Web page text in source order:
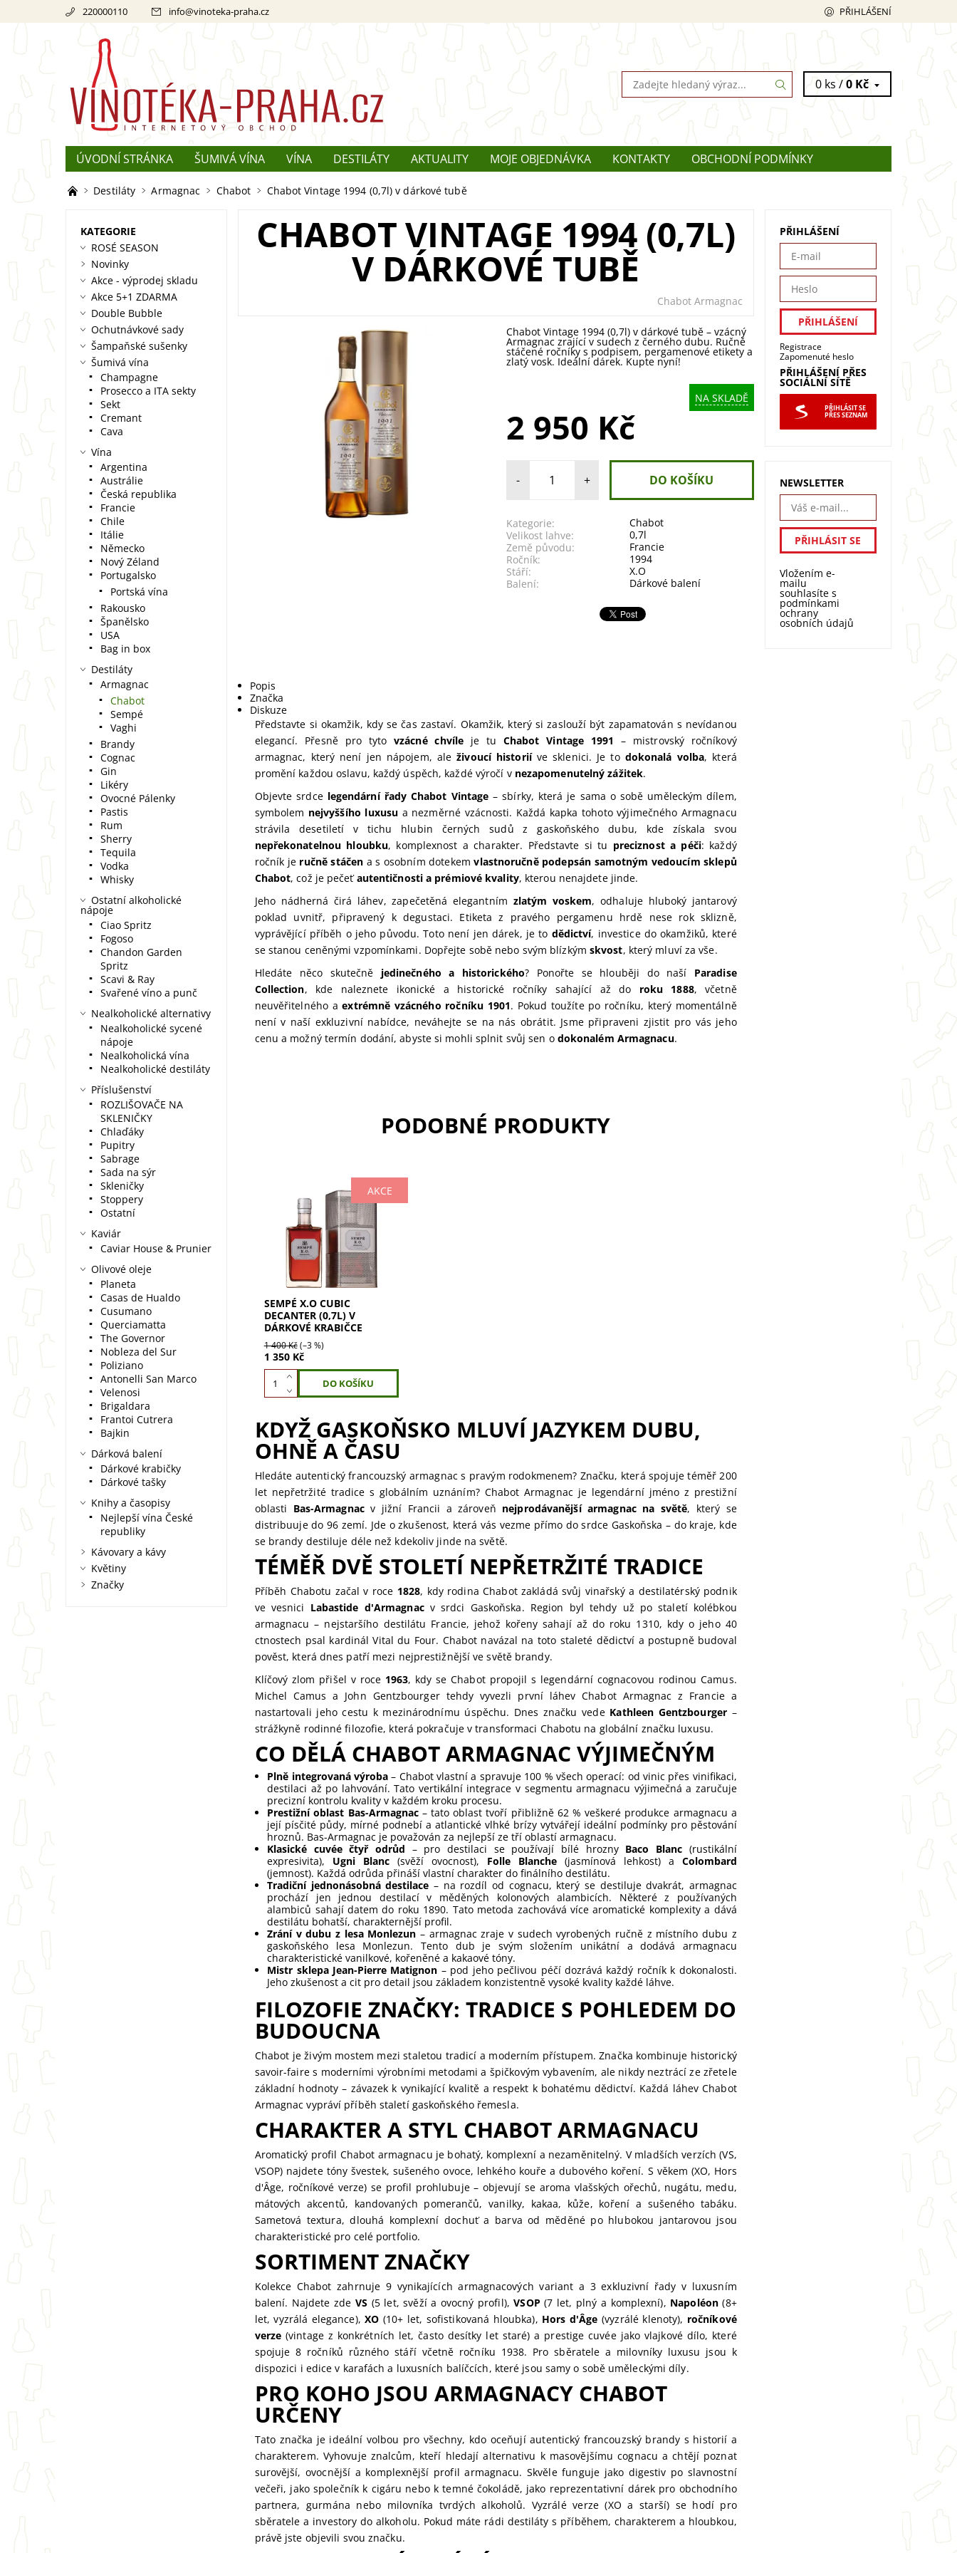
220000110 info@vinoteka-praha.cz PŘIHLÁŠENÍ
0 ks /0 Kč
ÚVODNÍ STRÁNKA ŠUMIVÁ VÍNA VÍNA DESTILÁTY AKTUALITY MOJE OBJEDNÁVKA KONTAKTY
OBCHODNÍ PODMÍNKY
REKLAMACE
O ŠAMPAŇSKÉM
Destiláty Armagnac Chabot Chabot Vintage 1994 (0,7l) v dárkové tubě
CHABOT VINTAGE 1994 (0,7L)
V DÁRKOVÉ TUBĚ
Chabot Armagnac
Chabot Vintage 1994 (0,7l) v dárkové tubě – vzácný
Armagnac zrající v sudech z černého dubu. Ručně
stáčené ročníky s podpisem, pergamenové etikety a
zlatý vosk. Ideální dárek. Kupte nyní!
NA SKLADĚ
2 950 Kč
- +
Kategorie:
Chabot
Velikost lahve:
0,7l
Země původu:
Francie
Ročník:
1994
Stáří:
X.O
Balení:
Dárkové balení
Popis
Značka
Diskuze
Představte si okamžik, kdy se čas zastaví. Okamžik, který si zaslouží být zapamatován s nevídanou
elegancí. Přesně pro tytovzácné chvíle je tu Chabot Vintage 1991
– mistrovský ročníkový
armagnac, který není jen nápojem, aleživoucí historiíve sklenici. Je to dokonalá volba, která
promění každou oslavu, každý úspěch, každé výročí v nezapomenutelný zážitek.
Objevte srdce legendární řady Chabot Vintage – sbírky, která je sama o sobě uměleckým dílem,
symbolem nejvyššího luxusu a nezměrné vzácnosti. Každá kapka tohoto výjimečného Armagnacu
strávila desetiletí v tichu hlubin černých sudů z gaskoňského dubu, kde získala svou
nepřekonatelnou hloubku, komplexnost a charakter. Představte si tu preciznost a péči: každý
ročník je ručně stáčen a s osobním dotekemvlastnoručně podepsán samotným vedoucím sklepů
Chabot, což je pečeťautentičnosti a prémiové kvality, kterou nenajdete jinde.
Jeho nádherná čirá láhev, zapečetěná elegantním zlatým voskem, odhaluje hluboký jantarový
poklad uvnitř, připravený k degustaci. Etiketa z pravého pergamenu hrdě nese rok sklizně,
vyprávějící příběh o jeho původu. Toto není jen dárek, je to dědictví, investice do okamžiků, které
se stanou ceněnými vzpomínkami. Dopřejte sobě nebo svým blízkým skvost, který mluví za vše.
Hledáte něco skutečně jedinečného a historického? Ponořte se hlouběji do naší Paradise
Collection, kde naleznete ikonické a historické ročníky sahající až do roku 1888, včetně
neuvěřitelného aextrémně vzácného ročníku 1901. Pokud toužíte po ročníku, který momentálně
není v naší exkluzivní nabídce, neváhejte se na nás obrátit. Jsme připraveni zjistit pro vás jeho
cenu a možný termín dodání, abyste si mohli splnit svůj sen o dokonalém Armagnacu.
PODOBNÉ PRODUKTY
AKCE
Sempé X.O Cubic Decanter
0,7l v dárkové krabičce.
Prémiový armagnac z
nejlepších oblastí. Směs 10-
25 let starých destilátů s
jantarovými odlesky....
SEMPÉ X.O CUBIC
DECANTER (0,7L) V
DÁRKOVÉ KRABIČCE
1 400 Kč(–3 %)
1 350 Kč
KDYŽ GASKOŇSKO MLUVÍ JAZYKEM DUBU,
OHNĚ A ČASU
Hledáte autentický francouzský armagnac s pravým rodokmenem? Značku, která spojuje téměř 200
let nepřetržité tradice s globálním uznáním? Chabot Armagnac je legendární jméno z prestižní
oblasti Bas-Armagnacv jižní Francii a zároveň nejprodávanější armagnac na světě, který se
distribuuje do 96 zemí. Jde o zkušenost, která vás vezme přímo do srdce Gaskoňska – do kraje, kde
se brandy destiluje déle než kdekoliv jinde na světě.
TÉMĚŘ DVĚ STOLETÍ NEPŘETRŽITÉ TRADICE
Příběh Chabotu začal v roce 1828, kdy rodina Chabot zakládá svůj vinařský a destilatérský podnik
ve vesnici Labastide d'Armagnacv srdci Gaskoňska. Region byl tehdy už po staletí kolébkou
armagnacu – nejstaršího destilátu Francie, jehož kořeny sahají až do roku 1310, kdy o jeho 40
ctnostech psal kardinál Vital du Four. Chabot navázal na toto staleté dědictví a postupně budoval
pověst, která dnes patří mezi nejprestižnější ve světě brandy.
Klíčový zlom přišel v roce 1963, kdy se Chabot propojil s legendární cognacovou rodinou Camus.
Michel Camus a John Gentzbourger tehdy vyvezli první láhev Chabot Armagnac z Francie a
nastartovali jeho cestu k mezinárodnímu úspěchu. Dnes značku vede Kathleen Gentzbourger –
strážkyně rodinné filozofie, která pokračuje v transformaci Chabotu na globální značku luxusu.
CO DĚLÁ CHABOT ARMAGNAC VÝJIMEČNÝM
Plně integrovaná výroba– Chabot vlastní a spravuje 100 % všech operací: od vinic přes vinifikaci,
destilaci až po lahvování. Tato vertikální integrace v segmentu armagnacu výjimečná a zaručuje
precizní kontrolu kvality v každém kroku procesu.
Prestižní oblast Bas-Armagnac– tato oblast tvoří přibližně 62 % veškeré produkce armagnacu a
její písčité půdy, mírné podnebí a atlantické vlhké brízy vytvářejí ideální podmínky pro pěstování
hroznů. Bas-Armagnac je považován za nejlepší ze tří oblastí armagnacu.
Klasické cuvée čtyř odrůd – pro destilaci se používají bílé hrozny Baco Blanc (rustikální
expresivita), Ugni Blanc (svěží ovocnost), Folle Blanche(jasmínová lehkost) a Colombard
(jemnost). Každá odrůda přináší vlastní charakter do finálního destilátu.
Tradiční jednonásobná destilace – na rozdíl od cognacu, který se destiluje dvakrát, armagnac
prochází jen jednou destilací v měděných kolonových alambicích. Některé z používaných
alambiců sahají datem do roku 1890. Tato metoda zachovává více aromatické komplexity a dává
destilátu bohatší, charakternější profil.
Zrání v dubu z lesa Monlezun – armagnac zraje v sudech vyrobených ručně z místního dubu z
gaskoňského lesa Monlezun. Tento dub je svým složením unikátní a dodává armagnacu
charakteristické vanilkové, kořeněné a kakaové tóny.
Mistr sklepa Jean-Pierre Matignon – pod jeho pečlivou péčí dozrává každý ročník k dokonalosti.
Jeho zkušenost a cit pro detail jsou základem konzistentně vysoké kvality každé láhve.
FILOZOFIE ZNAČKY: TRADICE S POHLEDEM DO
BUDOUCNA
Chabot je živým mostem mezi staletou tradicí a moderním přístupem. Značka kombinuje historický
savoir-faire s moderními výrobními metodami a špičkovým vybavením, ale nikdy neztrácí ze zřetele
základní hodnoty – závazek k vynikající kvalitě a respekt k bohatému dědictví. Každá láhev Chabot
Armagnac vypráví příběh staletí gaskoňského řemesla.
CHARAKTER A STYL CHABOT ARMAGNACU
Aromatický profil Chabot armagnacu je bohatý, komplexní a nezaměnitelný. V mladších verzích (VS,
VSOP) najdete tóny švestek, sušeného ovoce, lehkého kouře a dubového koření. S věkem (XO, Hors
d'Âge, ročníkové verze) se profil prohlubuje – objevují se aroma vlašských ořechů, nugátu, medu,
mátových akcentů, kandovaných pomerančů, vanilky, kakaa, kůže, koření a sušeného tabáku.
Sametová textura, dlouhá komplexní dochuť a barva od měděné po hlubokou jantarovou jsou
charakteristické pro celé portfolio.
SORTIMENT ZNAČKY
Kolekce Chabot zahrnuje 9 vynikajících armagnacových variant a 3 exkluzivní řady v luxusním
balení. Najdete zde VS (5 let, svěží a ovocný profil),VSOP (7 let, plný a komplexní), Napoléon(8+
let, vyzrálá elegance),XO (10+ let, sofistikovaná hloubka), Hors d'Âge (vyzrálé klenoty), ročníkové
verze (vintage z konkrétních let, často desítky let staré) a prestige cuvée jako vlajkové dílo, které
spojuje 8 ročníků různého stáří včetně ročníku 1938. Pro sběratele a milovníky luxusu jsou k
dispozici i edice v karafách a luxusních balíčcích, které jsou samy o sobě uměleckými díly.
PRO KOHO JSOU ARMAGNACY CHABOT
URČENY
Tato značka je ideální volbou pro všechny, kdo oceňují autentický francouzský brandy s historií a
charakterem. Vyhovuje znalcům, kteří hledají alternativu k masovějšímu cognacu a chtějí poznat
surovější, ovocnější a komplexnější profil armagnacu. Skvěle funguje jako digestiv po slavnostní
večeři, jako společník k cigáru nebo k temné čokoládě, jako reprezentativní dárek pro obchodního
partnera, gurmána nebo milovníka tvrdých alkoholů. Vyzrálé verze (XO a starší) se hodí pro
sběratele a investory do alkoholu. Pokud máte rádi destiláty s příběhem, charakterem a hloubkou,
právě jste objevili svou značku.
KATEGORIE
ROSÉ SEASON
Novinky
Akce - výprodej skladu
Akce 5+1 ZDARMA
Double Bubble
Ochutnávkové sady
Šampaňské sušenky
Šumivá vína
Champagne
Prosecco a ITA sekty
Sekt
Cremant
Cava
Vína
Argentina
Austrálie
Česká republika
Francie
Chile
Itálie
Německo
Nový Zéland
Portugalsko
Portská vína
Rakousko
Španělsko
USA
Bag in box
Destiláty
Armagnac
Chabot
Sempé
Vaghi
Brandy
Cognac
Gin
Likéry
Ovocné Pálenky
Pastis
Rum
Sherry
Tequila
Vodka
Whisky
Ostatní alkoholické
nápoje
Ciao Spritz
Fogoso
Chandon Garden
Spritz
Scavi & Ray
Svařené víno a punč
Nealkoholické alternativy
Nealkoholické sycené
nápoje
Nealkoholická vína
Nealkoholické destiláty
Příslušenství
ROZLIŠOVAČE NA
SKLENIČKY
Chlaďáky
Pupitry
Sabrage
Sada na sýr
Skleničky
Stoppery
Ostatní
Kaviár
Caviar House & Prunier
Olivové oleje
Planeta
Casas de Hualdo
Cusumano
Querciamatta
The Governor
Nobleza del Sur
Poliziano
Antonelli San Marco
Velenosi
Brigaldara
Frantoi Cutrera
Bajkin
Dárková balení
Dárkové krabičky
Dárkové tašky
Knihy a časopisy
Nejlepší vína České
republiky
Kávovary a kávy
Květiny
Značky
PŘIHLÁŠENÍ
Registrace
Zapomenuté heslo
PŘIHLÁŠENÍ PŘES
SOCIÁLNÍ SÍTĚ
PŘIHLÁSIT SE
PŘES SEZNAM
NEWSLETTER
Vložením e-
mailu
souhlasíte s
podmínkami
ochrany
osobních údajů